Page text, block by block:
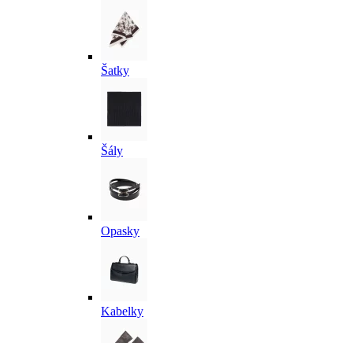
Šatky
Šály
Opasky
Kabelky